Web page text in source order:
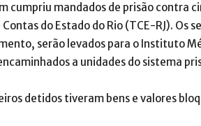
cumpriu mandados de prisão contra
do Estado do Rio (TCE-RJ). Os
serão levados para o Instituto
a unidades do sistema
detidos tiveram bens e valores